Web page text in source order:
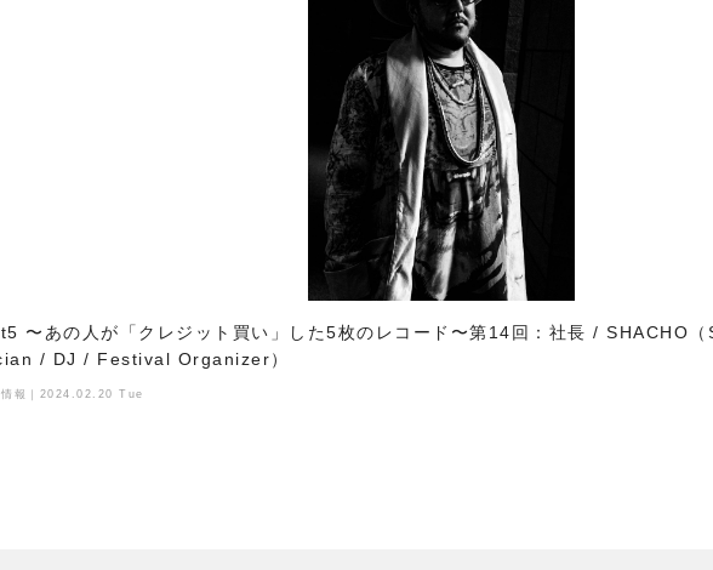
〜あの人が「クレジット買い」した5枚のレコード〜第14回：社長 / SHACHO
/ DJ / Festival Organizer）
情報｜2024.02.20 Tue